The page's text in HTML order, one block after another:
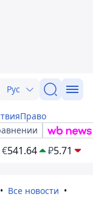
Рус
Право
€541.64 ₽5.71
Все новости